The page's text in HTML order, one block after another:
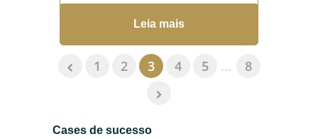
empreendedores no Brasil,
entender a legislação
empresarial tornou-se
essencial para garantir a
→
Leia mais
1 2 3 4 5 ... 8
Cases de sucesso